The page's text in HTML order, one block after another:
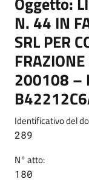
N. 44 IN
SRL PER
FRAZIONE
200108 –
Identificativo del
289
N° atto:
180